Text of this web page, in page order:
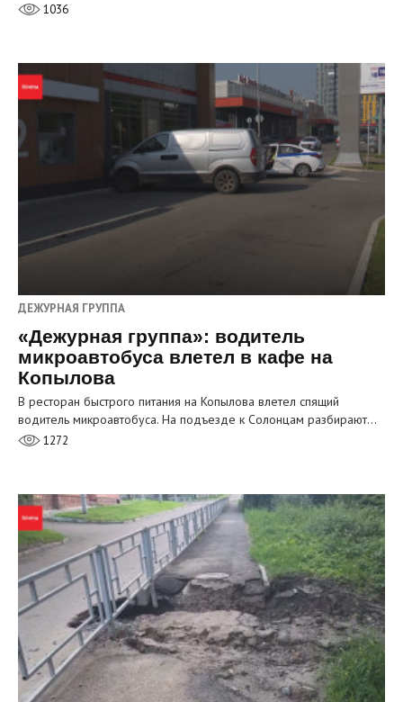
1036
ДЕЖУРНАЯ ГРУППА
«Дежурная группа»: водитель
микроавтобуса влетел в кафе на
Копылова
В ресторан быстрого питания на Копылова влетел спящий
водитель микроавтобуса. На подъезде к Солонцам разбирают…
1272